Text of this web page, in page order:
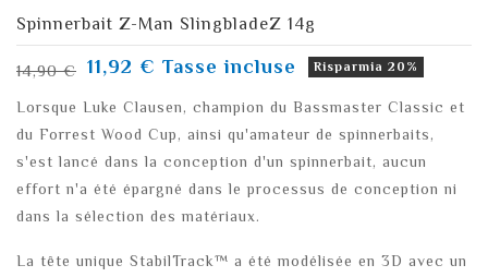
Spinnerbait Z-Man SlingbladeZ 14g
14,90 € 11,92 € Tasse incluse Risparmia 20%
Lorsque Luke Clausen, champion du Bassmaster Classic et
du Forrest Wood Cup, ainsi qu'amateur de spinnerbaits,
s'est lancé dans la conception d'un spinnerbait, aucun
effort n'a été épargné dans le processus de conception ni
dans la sélection des matériaux.
La tête unique StabilTrack™ a été modélisée en 3D avec un